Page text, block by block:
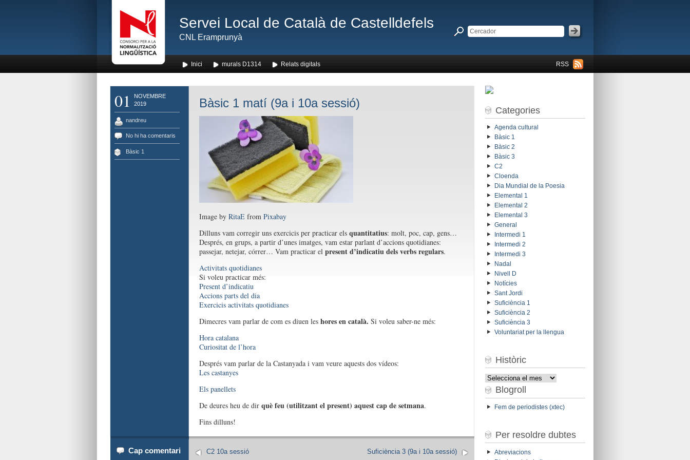
Servei Local de Català de Castelldefels
CNL Eramprunyà
RSS
Inici murals D1314 Relats digitals
01
NOVEMBRE
2019
nandreu
No hi ha comentaris
Bàsic 1
Bàsic 1 matí (9a i 10a sessió)
Image by RitaEfrom Pixabay
Dilluns vam corregir uns exercicis per practicar els quantitatius: molt, poc, cap, gens…
Després, en grups, a partir d’unes imatges, vam estar parlant d’accions quotidianes:
passejar, netejar, córrer… Vam practicar el present d’indicatiu dels verbs regulars.
Activitats quotidianes
Si voleu practicar més:
Present d’indicatiu
Accions parts del dia
Exercicis activitats quotidianes
Dimecres vam parlar de com es diuen les hores en català. Si voleu saber-ne més:
Hora catalana
Curiositat de l’hora
Després vam parlar de la Castanyada i vam veure aquests dos vídeos:
Les castanyes
Els panellets
De deures heu de dir què feu (utilitzant el present) aquest cap de setmana.
Fins dilluns!
Cap comentari Suficiència 3 (9a i 10a sessió)
C2 10a sessió
Categories
Agenda cultural
Bàsic 1
Bàsic 2
Bàsic 3
C2
Cloenda
Dia Mundial de la Poesia
Elemental 1
Elemental 2
Elemental 3
General
Intermedi 1
Intermedi 2
Intermedi 3
Nadal
Nivell D
Notícies
Sant Jordi
Suficiència 1
Suficiència 2
Suficiència 3
Voluntariat per la llengua
Històric
Històric
Blogroll
Fem de periodistes (xtec)
Per resoldre dubtes
Abreviacions